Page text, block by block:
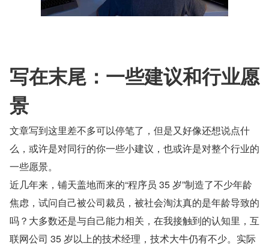
写在末尾：一些建议和行业愿
景
文章写到这里差不多可以停笔了，但是又好像还想说点什
么，或许是对同行的你一些小建议，也或许是对整个行业的
一些愿景。
近几年来，铺天盖地而来的“程序员 35 岁”制造了不少年龄
焦虑，试问自己被公司裁员，被社会淘汰真的是年龄导致的
吗？大多数还是与自己能力相关，在我接触到的认知里，互
联网公司 35 岁以上的技术经理，技术大牛仍有不少。实际